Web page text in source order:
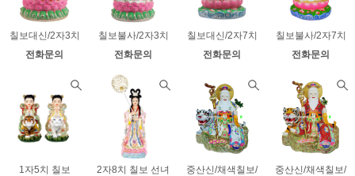
칠보대신/2자3치
전화문의
칠보불사/2자3치
전화문의
칠보대신/2자7치
전화문의
칠보불사/2자7치
전화문의
1자5치 칠보
2자8치 칠보 선녀
중산신/채색칠보/
중산신/채색칠보/